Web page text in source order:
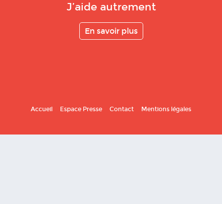
J’aide autrement
En savoir plus
Accueil Espace Presse Contact Mentions légales